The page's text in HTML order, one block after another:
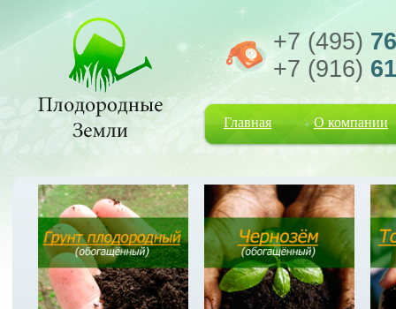
+7 (495)
+7 (916)
Главная О компании